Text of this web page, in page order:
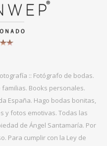
:: Fotógrafo de bodas.
Books personales.
España. Hago bodas bonitas,
y fotos emotivas. Todas las
de Ángel Santamaría. Por
Para cumplir con la Ley de